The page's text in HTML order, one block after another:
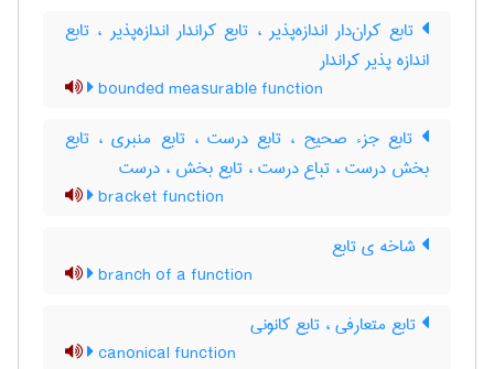
تابع کران‌دار اندازه‌پذیر ، تابع کراندار اندازه‌پذیر ، تابع
اندازه پذیر کراندار
bounded measurable function
تابع جزء صحیح ، تابع درست ، تابع منبری ، تابع
بخش درست ، تباع درست ، تابع بخش ، درست
bracket function
شاخه ی تابع
branch of a function
تابع متعارفی ، تابع کانونی
canonical function